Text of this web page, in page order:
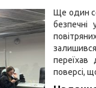
Ще один
безпечні
переїхав
поверсі,